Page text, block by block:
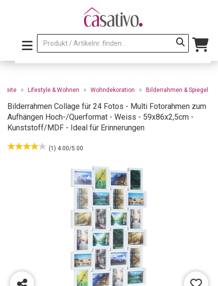
» Lifestyle & Wohnen » Wohndekoration » Bilderrahmen & Spiegel
Bilderrahmen Collage für 24 Fotos - Multi Fotorahmen zum
Aufhängen Hoch-/Querformat - Weiss - 59x86x2,5cm -
Kunststoff/MDF - Ideal für Erinnerungen
(1) 4.00/5.00